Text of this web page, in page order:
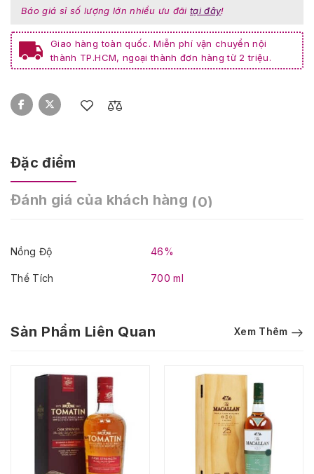
Báo giá sỉ số lượng lớn nhiều ưu đãi tại đây!
Giao hàng toàn quốc. Miễn phí vận chuyển nội
thành TP.HCM, ngoại thành đơn hàng từ 2 triệu.
Đặc điểm
Đánh giá của khách hàng (0)
Nồng Độ 46%
Thể Tích 700 ml
Sản Phẩm Liên Quan Xem Thêm